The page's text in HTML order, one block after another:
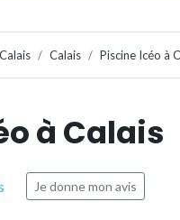
Calais Piscine Icéo à
à Calais
Je donne mon avis